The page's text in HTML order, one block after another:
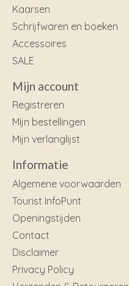
Kaarsen
Schrijfwaren en boeken
Accessoires
SALE
Mijn account
Registreren
Mijn bestellingen
Mijn verlanglijst
Informatie
Algemene voorwaarden
Tourist InfoPunt
Openingstijden
Contact
Disclaimer
Privacy Policy